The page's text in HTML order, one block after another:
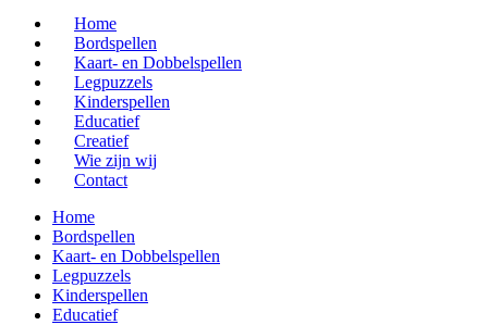
Home
Bordspellen
Kaart- en Dobbelspellen
Legpuzzels
Kinderspellen
Educatief
Creatief
Wie zijn wij
Contact
Home
Bordspellen
Kaart- en Dobbelspellen
Legpuzzels
Kinderspellen
Educatief